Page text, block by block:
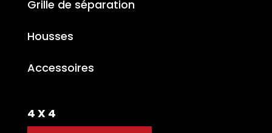
Grille de séparation
Housses
Accessoires
4 X 4